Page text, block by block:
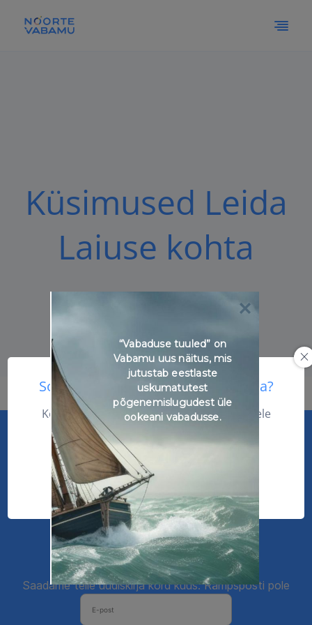
Soovid selle kursuse sisuga tutvuda?
Kõik põnevad kursused siit edasi. Kursusele
registreerumiseks palun logi sisse.
SISENE ÕPIKESKKONDA
Küsimused Leida
Laiuse kohta
Liitu meie uudiskirjaga
Saadame teile uudiskirja kord kuus. Rämpsposti pole
Vaata siia
“Vabaduse tuuled” on
Vabamu uus näitus, mis
jutustab eestlaste
uskumatutest
põgenemislugudest üle
ookeani vabadusse.